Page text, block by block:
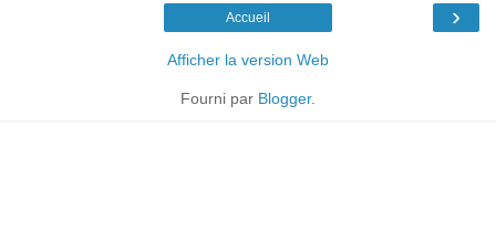
›
Accueil
Afficher la version Web
Fourni par Blogger.